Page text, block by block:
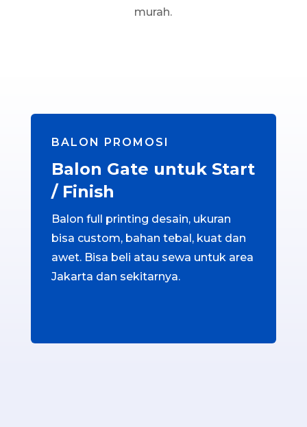
murah.
BALON PROMOSI
Balon Gate untuk Start
/ Finish
Balon full printing desain, ukuran
bisa custom, bahan tebal, kuat dan
awet. Bisa beli atau sewa untuk area
Jakarta dan sekitarnya.